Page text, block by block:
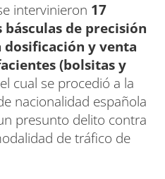
intervinieron 17
básculas de precisión
y venta
(bolsitas y
cual se procedió a la
nacionalidad española
presunto delito contra
de tráfico de